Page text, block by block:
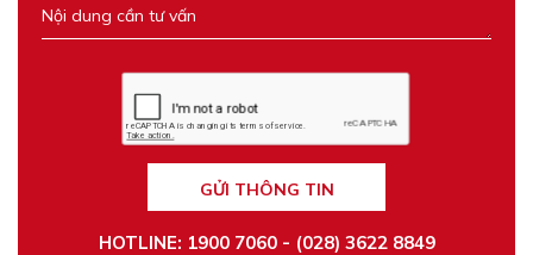
GỬI THÔNG TIN
HOTLINE: 1900 7060 - (028) 3622 8849